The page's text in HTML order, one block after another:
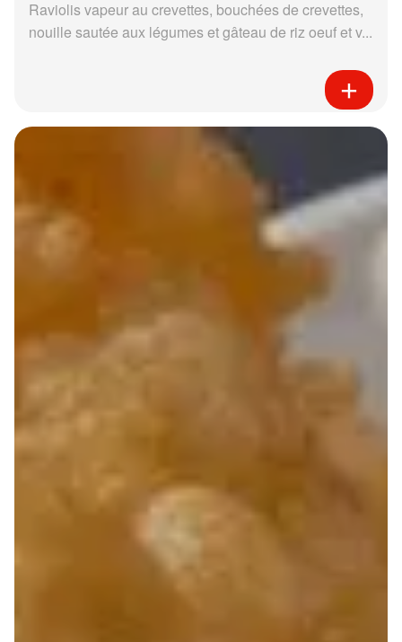
Raviolis vapeur au crevettes, bouchées de crevettes,
nouille sautée aux légumes et gâteau de riz oeuf et v...